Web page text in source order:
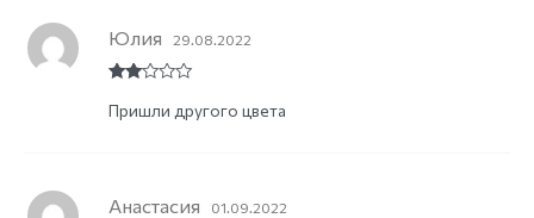
d2
out
Юлия 29.08.2022
Пришли другого цвета
Анастасия 01.09.2022